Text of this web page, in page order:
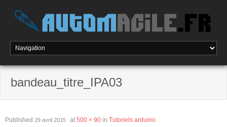
bandeau_titre_IPA03
Published 29 avril 2015 at 500 × 90 in Tutoriels arduino